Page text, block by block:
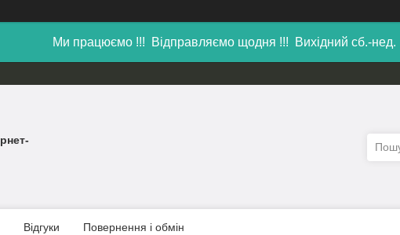
Ми працюємо !!! Відправляємо щодня !!! Вихідний сб.-нед.
Відгуки Повернення і обмін